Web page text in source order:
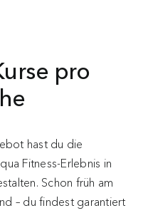
pro
hast du die
Fitness-Erlebnis in
Schon früh am
– du findest garantiert